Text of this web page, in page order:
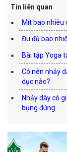
Tin liên quan
Mít bao nhiêu
Đu đủ bao
Bài tập Yoga
Có nên nhảy
dục nào?
Nhảy dây có
bụng đúng